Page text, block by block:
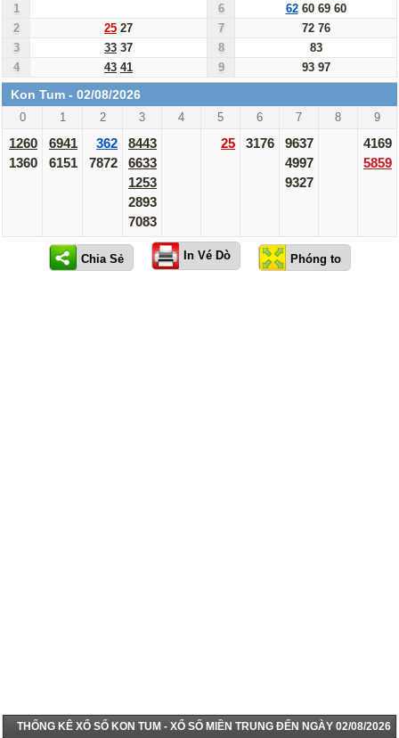
1
6 62 60 69 60
2
25 27 7 72 76
3
33 37 8
83
4
43 41 9 93 97
Kon Tum - 02/08/2026
0 1 2 3 4 5 6 7 8 9
1260
1360
6941
6151
362
7872
8443
6633
1253
2893
7083
25 3176
9637
4997
9327
4169
5859
In Vé Dò
THỐNG KÊ XỔ SỐ KON TUM - XỔ SỐ MIỀN TRUNG ĐẾN NGÀY 02/08/2026